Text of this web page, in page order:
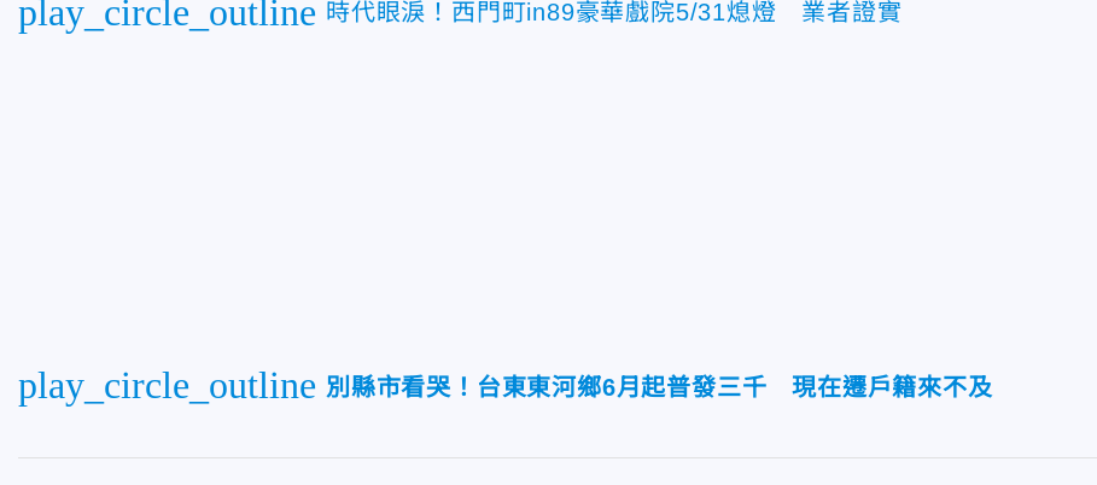
play_circle_outline 時代眼淚！西門町in89豪華戲院5/31熄燈 業者證實
play_circle_outline 別縣市看哭！台東東河鄉6月起普發三千 現在遷戶籍來不及